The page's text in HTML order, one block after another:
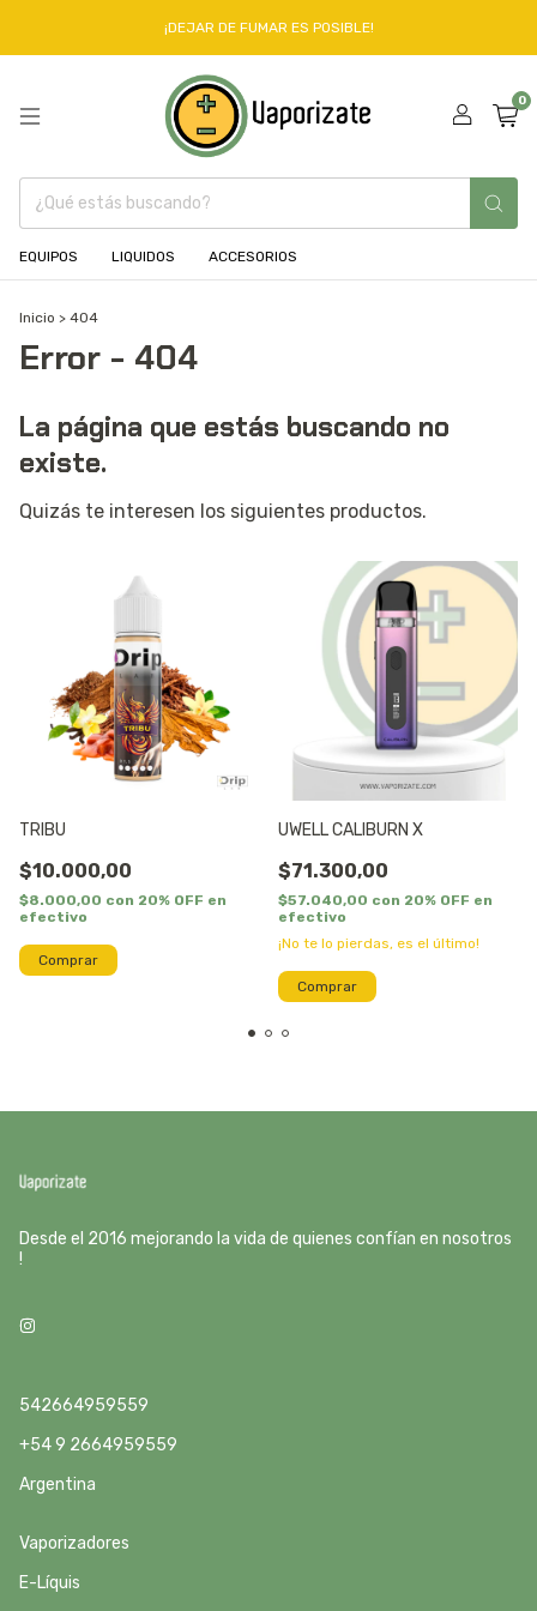
¡DEJAR DE FUMAR ES POSIBLE!
0
EQUIPOS LIQUIDOS ACCESORIOS
Inicio > 404
Error - 404
La página que estás buscando no
existe.
Quizás te interesen los siguientes productos.
TRIBU
$10.000,00
$8.000,00 con 20% OFF en
efectivo
Comprar
UWELL CALIBURN X
$71.300,00
$57.040,00 con 20% OFF en
efectivo
¡No te lo pierdas, es el último!
Desde el 2016 mejorando la vida de quienes confían en nosotros
!
542664959559
+54 9 2664959559
Argentina
Vaporizadores
E-Líquis